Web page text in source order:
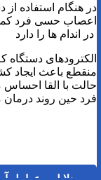
در هنگام استفاده از
اعصاب حسی فرد
در اندام ها را دارد
الکترودهای
منقطع باعث ایجاد
حالت با القا
فرد حین روند